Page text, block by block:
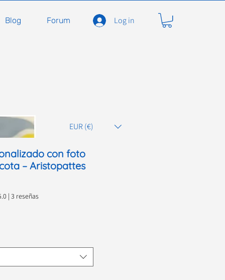
Blog Forum Log in
con foto
– Aristopattes
la calificación es de 5.0 de 5 estrellas
| 3 reseñas
EUR (€)